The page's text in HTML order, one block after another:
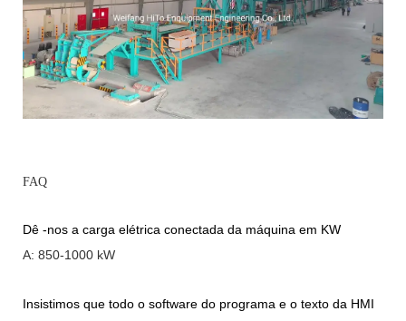
FAQ
Dê -nos a carga elétrica conectada da máquina em KW
A: 850-1000 kW
Insistimos que todo o software do programa e o texto da HMI